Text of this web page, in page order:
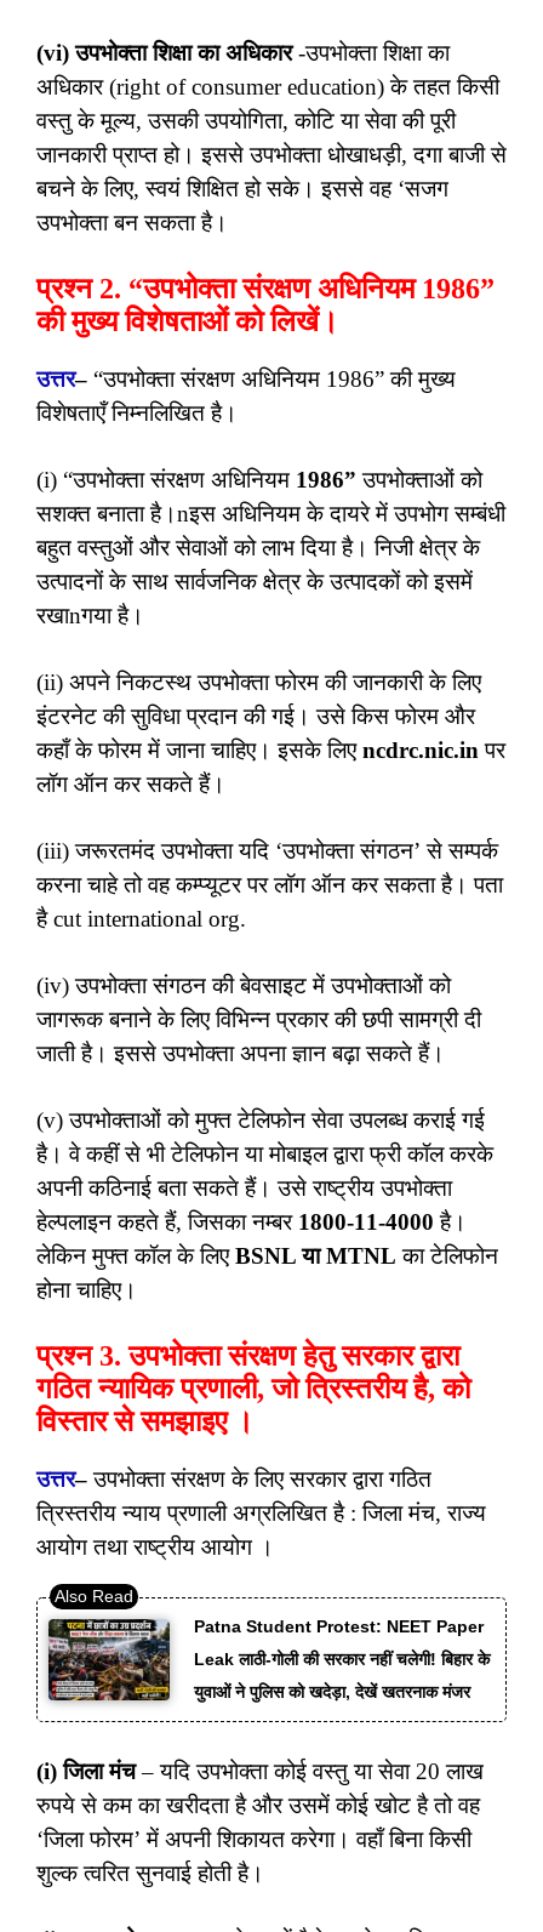
(vi) उपभोक्ता शिक्षा का अधिकार-उपभोक्ता शिक्षा का
अधिकार (right of consumer education) के तहत किसी
वस्तु के मूल्य, उसकी उपयोगिता, कोटि या सेवा की पूरी
जानकारी प्राप्त हो। इससे उपभोक्ता धोखाधड़ी, दगा बाजी से
बचने के लिए, स्वयं शिक्षित हो सके। इससे वह ‘सजग
उपभोक्ता बन सकता है।
प्रश्न 2. “उपभोक्ता संरक्षण अधिनियम 1986”
की मुख्य विशेषताओं को लिखें।
उत्तर– “उपभोक्ता संरक्षण अधिनियम 1986” की मुख्य
विशेषताएँ निम्नलिखित है।
(i) “उपभोक्ता संरक्षण अधिनियम 1986” उपभोक्ताओं को
सशक्त बनाता है।nइस अधिनियम के दायरे में उपभोग सम्बंधी
बहुत वस्तुओं और सेवाओं को लाभ दिया है। निजी क्षेत्र के
उत्पादनों के साथ सार्वजनिक क्षेत्र के उत्पादकों को इसमें
रखाnगया है।
(ii) अपने निकटस्थ उपभोक्ता फोरम की जानकारी के लिए
इंटरनेट की सुविधा प्रदान की गई। उसे किस फोरम और
कहाँ के फोरम में जाना चाहिए। इसके लिएncdrc.nic.in पर
लॉग ऑन कर सकते हैं।
(iii) जरूरतमंद उपभोक्ता यदि ‘उपभोक्ता संगठन’ से सम्पर्क
करना चाहे तो वह कम्प्यूटर पर लॉग ऑन कर सकता है। पता
है cut international org.
(iv) उपभोक्ता संगठन की बेवसाइट में उपभोक्ताओं को
जागरूक बनाने के लिए विभिन्न प्रकार की छपी सामग्री दी
जाती है। इससे उपभोक्ता अपना ज्ञान बढ़ा सकते हैं।
(v) उपभोक्ताओं को मुफ्त टेलिफोन सेवा उपलब्ध कराई गई
है। वे कहीं से भी टेलिफोन या मोबाइल द्वारा फ्री कॉल करके
अपनी कठिनाई बता सकते हैं। उसे राष्ट्रीय उपभोक्ता
हेल्पलाइन कहते हैं, जिसका नम्बर 1800-11-4000 है।
लेकिन मुफ्त कॉल के लिएBSNL या MTNL का टेलिफोन
होना चाहिए।
प्रश्न 3. उपभोक्ता संरक्षण हेतु सरकार द्वारा
गठित न्यायिक प्रणाली, जो त्रिस्तरीय है, को
विस्तार से समझाइए ।
उत्तर–उपभोक्ता संरक्षण के लिए सरकार द्वारा गठित
त्रिस्तरीय न्याय प्रणाली अग्रलिखित है : जिला मंच, राज्य
आयोग तथा राष्ट्रीय आयोग ।
Patna Student Protest: NEET Paper
Leak लाठी-गोली की सरकार नहीं चलेगी! बिहार के
युवाओं ने पुलिस को खदेड़ा, देखें खतरनाक मंजर
(i) जिला मंच– यदि उपभोक्ता कोई वस्तु या सेवा 20 लाख
रुपये से कम का खरीदता है और उसमें कोई खोट है तो वह
‘जिला फोरम’ में अपनी शिकायत करेगा। वहाँ बिना किसी
शुल्क त्वरित सुनवाई होती है।